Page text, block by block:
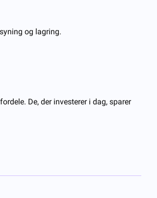
og lagring.
De, der investerer i dag, sparer